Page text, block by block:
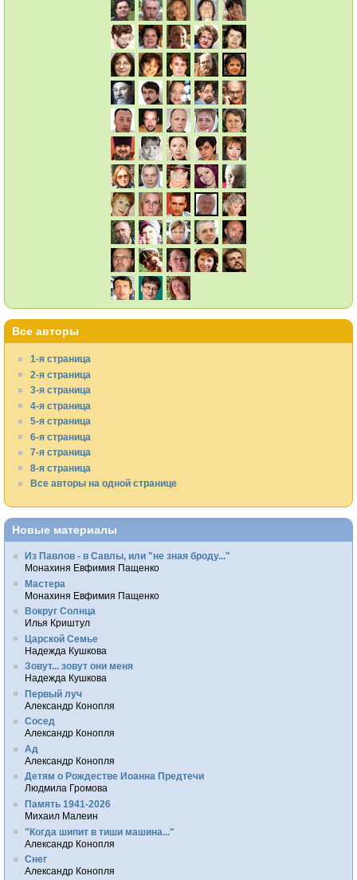
Все авторы
1-я страница
2-я страница
3-я страница
4-я страница
5-я страница
6-я страница
7-я страница
8-я страница
Все авторы на одной странице
Новые материалы
Из Павлов - в Савлы, или "не зная броду..."
Монахиня Евфимия Пащенко
Мастера
Монахиня Евфимия Пащенко
Вокруг Солнца
Илья Криштул
Царской Семье
Надежда Кушкова
Зовут... зовут они меня
Надежда Кушкова
Первый луч
Александр Конопля
Сосед
Александр Конопля
Ад
Александр Конопля
Детям о Рождестве Иоанна Предтечи
Людмила Громова
Память 1941-2026
Михаил Малеин
"Когда шипит в тиши машина..."
Александр Конопля
Снег
Александр Конопля